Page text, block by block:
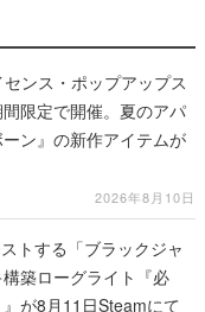
ンス・ポップアップス
限定で開催。夏のアパ
ン』の新作アイテムが
2026年8月10日
トする「ブラックジャ
築ローグライト『必
が8月11日Steamにて